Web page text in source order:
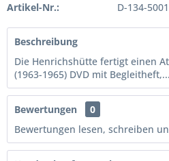
Artikel-Nr.: D-134-
Beschreibung
Die Henrichshütte fertigt einen
(1963-1965) DVD mit Begleitheft,...
Bewertungen
0
Bewertungen lesen, schreiben